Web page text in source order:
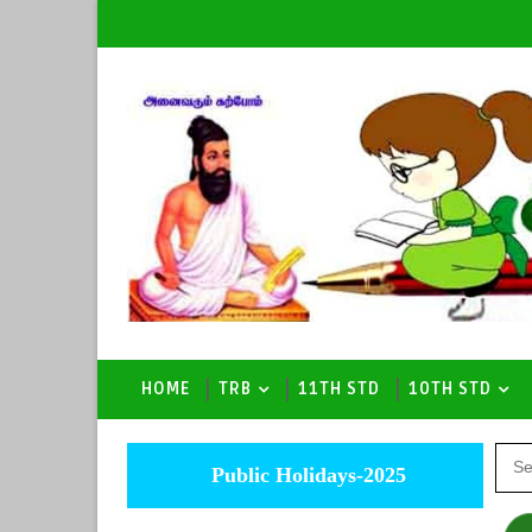
HOME TRB 11TH STD 10TH STD
Public Holidays-2025